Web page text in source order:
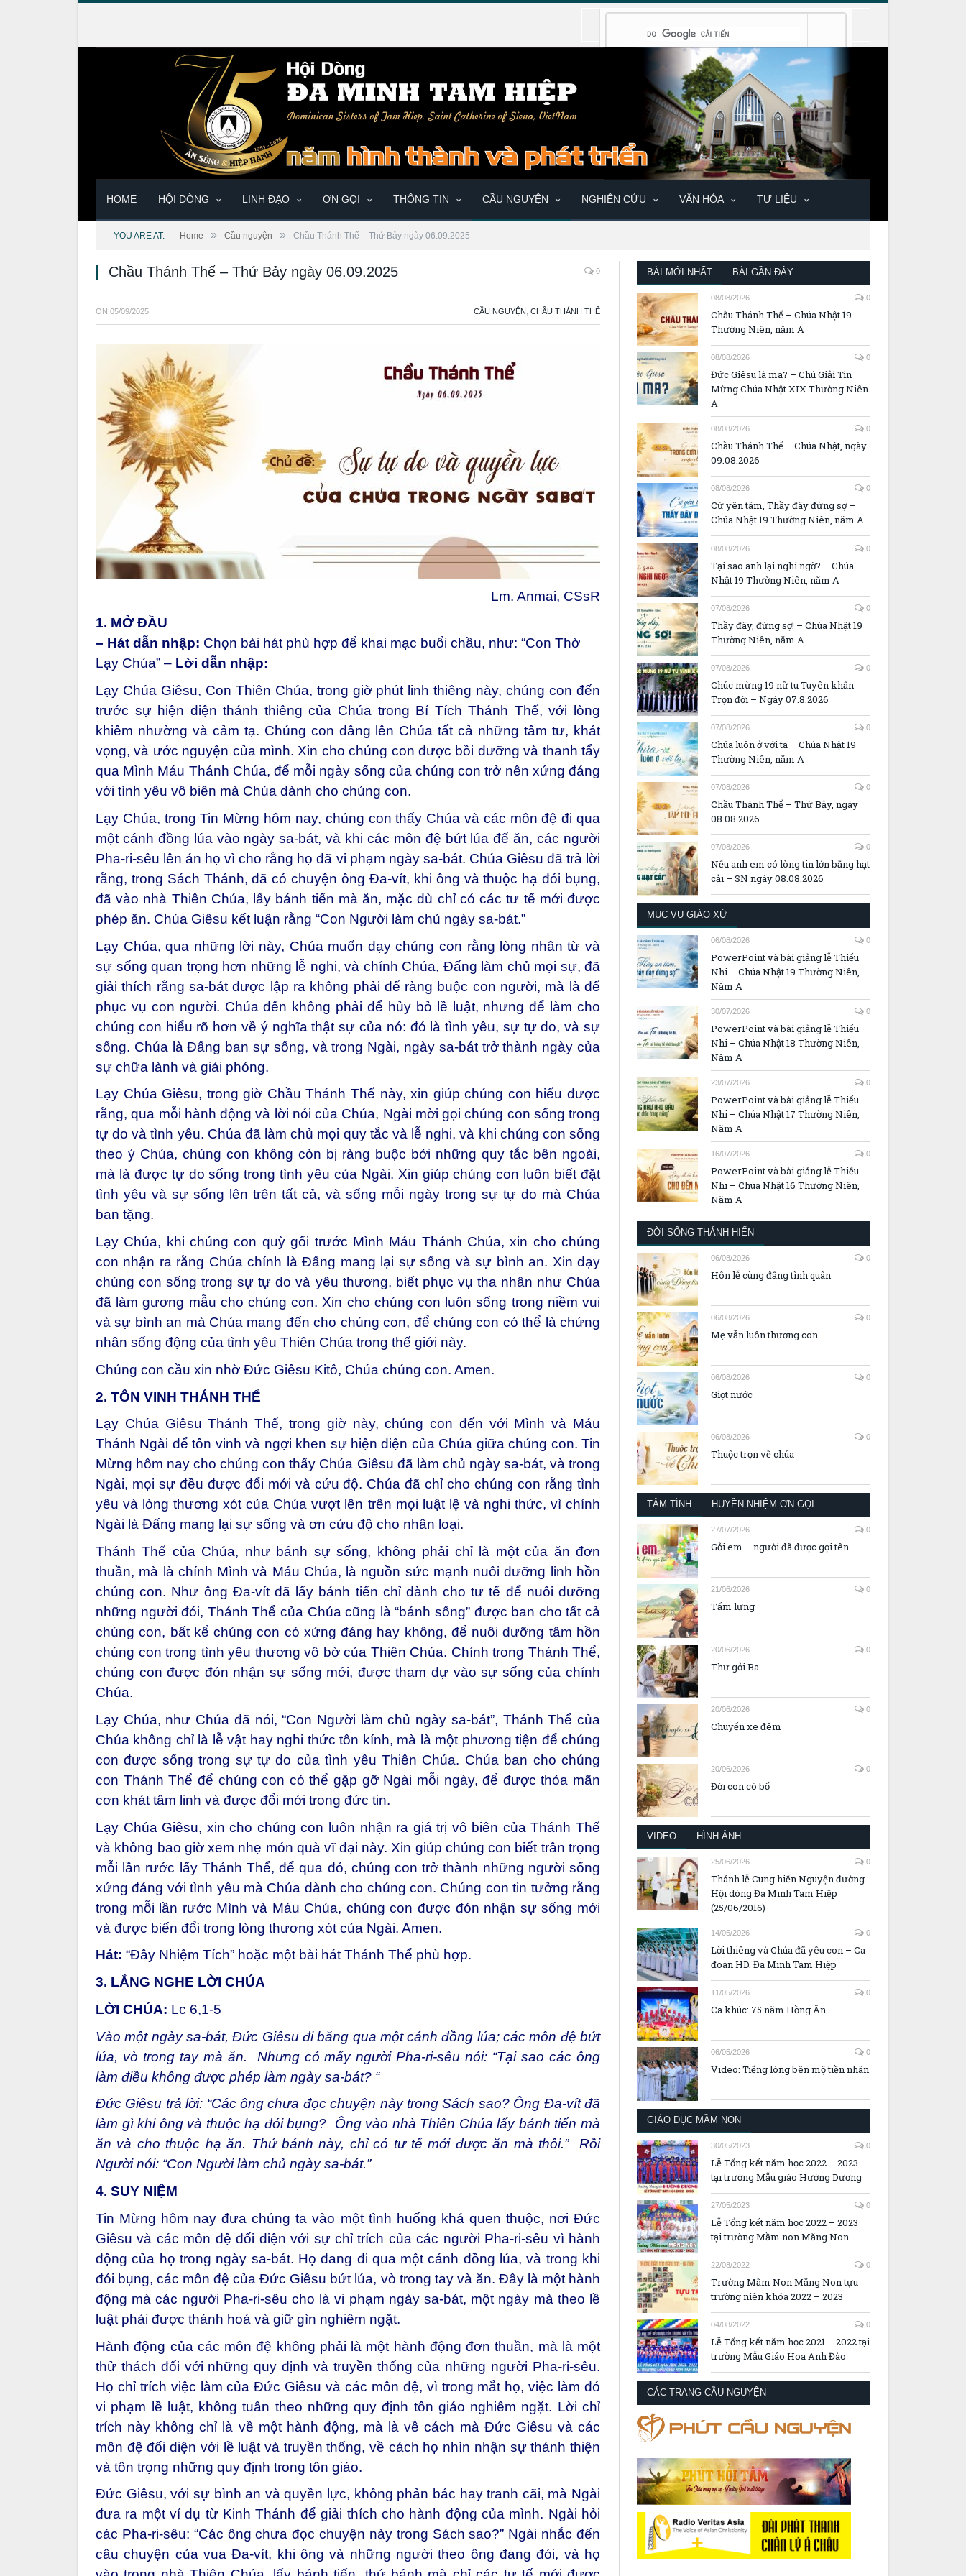
HOME HỘI DÒNG LINH ĐẠO ƠN GỌI THÔNG TIN CẦU NGUYỆN NGHIÊN CỨU VĂN HÓA TƯ LIỆU
YOU ARE AT: Home » Cầu nguyện » Chầu Thánh Thể – Thứ Bảy ngày 06.09.2025
Chầu Thánh Thể – Thứ Bảy ngày 06.09.2025 0
ON 05/09/2025 CẦU NGUYỆN CHẦU THÁNH THỂ
Lm. Anmai, CSsR
1. MỞ ĐẦU
– Hát dẫn nhập: Chọn bài hát phù hợp để khai mạc buổi chầu, như: “Con Thờ
Lạy Chúa” – Lời dẫn nhập:
Lạy Chúa Giêsu, Con Thiên Chúa, trong giờ phút linh thiêng này, chúng con đến
trước sự hiện diện thánh thiêng của Chúa trong Bí Tích Thánh Thể, với lòng
khiêm nhường và cảm tạ. Chúng con dâng lên Chúa tất cả những tâm tư, khát
vọng, và ước nguyện của mình. Xin cho chúng con được bồi dưỡng và thanh tẩy
qua Mình Máu Thánh Chúa, để mỗi ngày sống của chúng con trở nên xứng đáng
với tình yêu vô biên mà Chúa dành cho chúng con.
Lạy Chúa, trong Tin Mừng hôm nay, chúng con thấy Chúa và các môn đệ đi qua
một cánh đồng lúa vào ngày sa-bát, và khi các môn đệ bứt lúa để ăn, các người
Pha-ri-sêu lên án họ vì cho rằng họ đã vi phạm ngày sa-bát. Chúa Giêsu đã trả lời
rằng, trong Sách Thánh, đã có chuyện ông Đa-vít, khi ông và thuộc hạ đói bụng,
đã vào nhà Thiên Chúa, lấy bánh tiến mà ăn, mặc dù chỉ có các tư tế mới được
phép ăn. Chúa Giêsu kết luận rằng “Con Người làm chủ ngày sa-bát.”
Lạy Chúa, qua những lời này, Chúa muốn dạy chúng con rằng lòng nhân từ và
sự sống quan trọng hơn những lễ nghi, và chính Chúa, Đấng làm chủ mọi sự, đã
giải thích rằng sa-bát được lập ra không phải để ràng buộc con người, mà là để
phục vụ con người. Chúa đến không phải để hủy bỏ lề luật, nhưng để làm cho
chúng con hiểu rõ hơn về ý nghĩa thật sự của nó: đó là tình yêu, sự tự do, và sự
sống. Chúa là Đấng ban sự sống, và trong Ngài, ngày sa-bát trở thành ngày của
sự chữa lành và giải phóng.
Lạy Chúa Giêsu, trong giờ Chầu Thánh Thể này, xin giúp chúng con hiểu được
rằng, qua mỗi hành động và lời nói của Chúa, Ngài mời gọi chúng con sống trong
tự do và tình yêu. Chúa đã làm chủ mọi quy tắc và lễ nghi, và khi chúng con sống
theo ý Chúa, chúng con không còn bị ràng buộc bởi những quy tắc bên ngoài,
mà là được tự do sống trong tình yêu của Ngài. Xin giúp chúng con luôn biết đặt
tình yêu và sự sống lên trên tất cả, và sống mỗi ngày trong sự tự do mà Chúa
ban tặng.
Lạy Chúa, khi chúng con quỳ gối trước Mình Máu Thánh Chúa, xin cho chúng
con nhận ra rằng Chúa chính là Đấng mang lại sự sống và sự bình an. Xin dạy
chúng con sống trong sự tự do và yêu thương, biết phục vụ tha nhân như Chúa
đã làm gương mẫu cho chúng con. Xin cho chúng con luôn sống trong niềm vui
và sự bình an mà Chúa mang đến cho chúng con, để chúng con có thể là chứng
nhân sống động của tình yêu Thiên Chúa trong thế giới này.
Chúng con cầu xin nhờ Đức Giêsu Kitô, Chúa chúng con. Amen.
2. TÔN VINH THÁNH THỂ
Lạy Chúa Giêsu Thánh Thể, trong giờ này, chúng con đến với Mình và Máu
Thánh Ngài để tôn vinh và ngợi khen sự hiện diện của Chúa giữa chúng con. Tin
Mừng hôm nay cho chúng con thấy Chúa Giêsu đã làm chủ ngày sa-bát, và trong
Ngài, mọi sự đều được đổi mới và cứu độ. Chúa đã chỉ cho chúng con rằng tình
yêu và lòng thương xót của Chúa vượt lên trên mọi luật lệ và nghi thức, vì chính
Ngài là Đấng mang lại sự sống và ơn cứu độ cho nhân loại.
Thánh Thể của Chúa, như bánh sự sống, không phải chỉ là một của ăn đơn
thuần, mà là chính Mình và Máu Chúa, là nguồn sức mạnh nuôi dưỡng linh hồn
chúng con. Như ông Đa-vít đã lấy bánh tiến chỉ dành cho tư tế để nuôi dưỡng
những người đói, Thánh Thể của Chúa cũng là “bánh sống” được ban cho tất cả
chúng con, bất kể chúng con có xứng đáng hay không, để nuôi dưỡng tâm hồn
chúng con trong tình yêu thương vô bờ của Thiên Chúa. Chính trong Thánh Thể,
chúng con được đón nhận sự sống mới, được tham dự vào sự sống của chính
Chúa.
Lạy Chúa, như Chúa đã nói, “Con Người làm chủ ngày sa-bát”, Thánh Thể của
Chúa không chỉ là lễ vật hay nghi thức tôn kính, mà là một phương tiện để chúng
con được sống trong sự tự do của tình yêu Thiên Chúa. Chúa ban cho chúng
con Thánh Thể để chúng con có thể gặp gỡ Ngài mỗi ngày, để được thỏa mãn
cơn khát tâm linh và được đổi mới trong đức tin.
Lạy Chúa Giêsu, xin cho chúng con luôn nhận ra giá trị vô biên của Thánh Thể
và không bao giờ xem nhẹ món quà vĩ đại này. Xin giúp chúng con biết trân trọng
mỗi lần rước lấy Thánh Thể, để qua đó, chúng con trở thành những người sống
xứng đáng với tình yêu mà Chúa dành cho chúng con. Chúng con tin tưởng rằng
trong mỗi lần rước Mình và Máu Chúa, chúng con được đón nhận sự sống mới
và được biến đổi trong lòng thương xót của Ngài. Amen.
Hát: “Đây Nhiệm Tích” hoặc một bài hát Thánh Thể phù hợp.
3. LẮNG NGHE LỜI CHÚA
LỜI CHÚA: Lc 6,1-5
Vào một ngày sa-bát, Đức Giêsu đi băng qua một cánh đồng lúa; các môn đệ bứt
lúa, vò trong tay mà ăn. Nhưng có mấy người Pha-ri-sêu nói: “Tại sao các ông
làm điều không được phép làm ngày sa-bát? “
Đức Giêsu trả lời: “Các ông chưa đọc chuyện này trong Sách sao? Ông Đa-vít đã
làm gì khi ông và thuộc hạ đói bụng? Ông vào nhà Thiên Chúa lấy bánh tiến mà
ăn và cho thuộc hạ ăn. Thứ bánh này, chỉ có tư tế mới được ăn mà thôi.” Rồi
Người nói: “Con Người làm chủ ngày sa-bát.”
4. SUY NIỆM
Tin Mừng hôm nay đưa chúng ta vào một tình huống khá quen thuộc, nơi Đức
Giêsu và các môn đệ đối diện với sự chỉ trích của các người Pha-ri-sêu vì hành
động của họ trong ngày sa-bát. Họ đang đi qua một cánh đồng lúa, và trong khi
đói bụng, các môn đệ của Đức Giêsu bứt lúa, vò trong tay và ăn. Đây là một hành
động mà các người Pha-ri-sêu cho là vi phạm ngày sa-bát, một ngày mà theo lề
luật phải được thánh hoá và giữ gìn nghiêm ngặt.
Hành động của các môn đệ không phải là một hành động đơn thuần, mà là một
thử thách đối với những quy định và truyền thống của những người Pha-ri-sêu.
Họ chỉ trích việc làm của Đức Giêsu và các môn đệ, vì trong mắt họ, việc làm đó
vi phạm lề luật, không tuân theo những quy định tôn giáo nghiêm ngặt. Lời chỉ
trích này không chỉ là về một hành động, mà là về cách mà Đức Giêsu và các
môn đệ đối diện với lề luật và truyền thống, về cách họ nhìn nhận sự thánh thiện
và tôn trọng những quy định trong tôn giáo.
Đức Giêsu, với sự bình an và quyền lực, không phản bác hay tranh cãi, mà Ngài
đưa ra một ví dụ từ Kinh Thánh để giải thích cho hành động của mình. Ngài hỏi
các Pha-ri-sêu: “Các ông chưa đọc chuyện này trong Sách sao?” Ngài nhắc đến
câu chuyện của vua Đa-vít, khi ông và những người theo ông đang đói, và họ
BÀI MỚI NHẤT BÀI GẦN ĐÂY
08/08/2026 0
Chầu Thánh Thể – Chúa Nhật 19
Thường Niên, năm A
08/08/2026 0
Đức Giêsu là ma? – Chú Giải Tin
Mừng Chúa Nhật XIX Thường Niên
A
08/08/2026 0
Chầu Thánh Thể – Chúa Nhật, ngày
09.08.2026
08/08/2026 0
Cứ yên tâm, Thầy đây đừng sợ –
Chúa Nhật 19 Thường Niên, năm A
08/08/2026 0
Tại sao anh lại nghi ngờ? – Chúa
Nhật 19 Thường Niên, năm A
07/08/2026 0
Thầy đây, đừng sợ! – Chúa Nhật 19
Thường Niên, năm A
07/08/2026 0
Chúc mừng 19 nữ tu Tuyên khấn
Trọn đời – Ngày 07.8.2026
07/08/2026 0
Chúa luôn ở với ta – Chúa Nhật 19
Thường Niên, năm A
07/08/2026 0
Chầu Thánh Thể – Thứ Bảy, ngày
08.08.2026
07/08/2026 0
Nếu anh em có lòng tin lớn bằng hạt
cải – SN ngày 08.08.2026
MỤC VỤ GIÁO XỨ
06/08/2026 0
PowerPoint và bài giảng lễ Thiếu
Nhi – Chúa Nhật 19 Thường Niên,
Năm A
30/07/2026 0
PowerPoint và bài giảng lễ Thiếu
Nhi – Chúa Nhật 18 Thường Niên,
Năm A
23/07/2026 0
PowerPoint và bài giảng lễ Thiếu
Nhi – Chúa Nhật 17 Thường Niên,
Năm A
16/07/2026 0
PowerPoint và bài giảng lễ Thiếu
Nhi – Chúa Nhật 16 Thường Niên,
Năm A
ĐỜI SỐNG THÁNH HIẾN
06/08/2026 0
Hôn lễ cùng đấng tình quân
06/08/2026 0
Mẹ vẫn luôn thương con
06/08/2026 0
Giọt nước
06/08/2026 0
Thuộc trọn về chúa
TÂM TÌNH HUYỀN NHIỆM ƠN GỌI
27/07/2026 0
Gởi em – người đã được gọi tên
21/06/2026 0
Tấm lưng
20/06/2026 0
Thư gởi Ba
20/06/2026 0
Chuyến xe đêm
20/06/2026 0
Đời con có bố
VIDEO HÌNH ẢNH
25/06/2026 0
Thánh lễ Cung hiến Nguyện đường
Hội dòng Đa Minh Tam Hiệp
(25/06/2016)
14/05/2026 0
Lời thiêng và Chúa đã yêu con – Ca
đoàn HD. Đa Minh Tam Hiệp
11/05/2026 0
Ca khúc: 75 năm Hồng Ân
06/05/2026 0
Video: Tiếng lòng bên mộ tiền nhân
GIÁO DỤC MẦM NON
30/05/2023 0
Lễ Tổng kết năm học 2022 – 2023
tại trường Mẫu giáo Hướng Dương
27/05/2023 0
Lễ Tổng kết năm học 2022 – 2023
tại trường Mầm non Măng Non
22/08/2022 0
Trường Mầm Non Măng Non tựu
trường niên khóa 2022 – 2023
04/08/2022 0
Lễ Tổng kết năm học 2021 – 2022 tại
trường Mẫu Giáo Hoa Anh Đào
CÁC TRANG CẦU NGUYỆN